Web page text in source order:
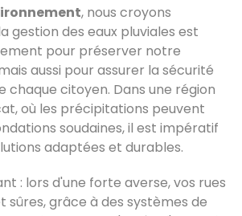
, nous croyons
gestion des eaux pluviales est
pour préserver notre
aussi pour assurer la sécurité
citoyen. Dans une région
où les précipitations peuvent
soudaines, il est impératif
adaptées et durables.
: lors d'une forte averse, vos rues
sûres, grâce à des systèmes de